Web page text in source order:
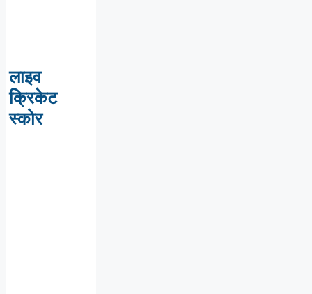
लाइव
क्रिकेट
स्कोर